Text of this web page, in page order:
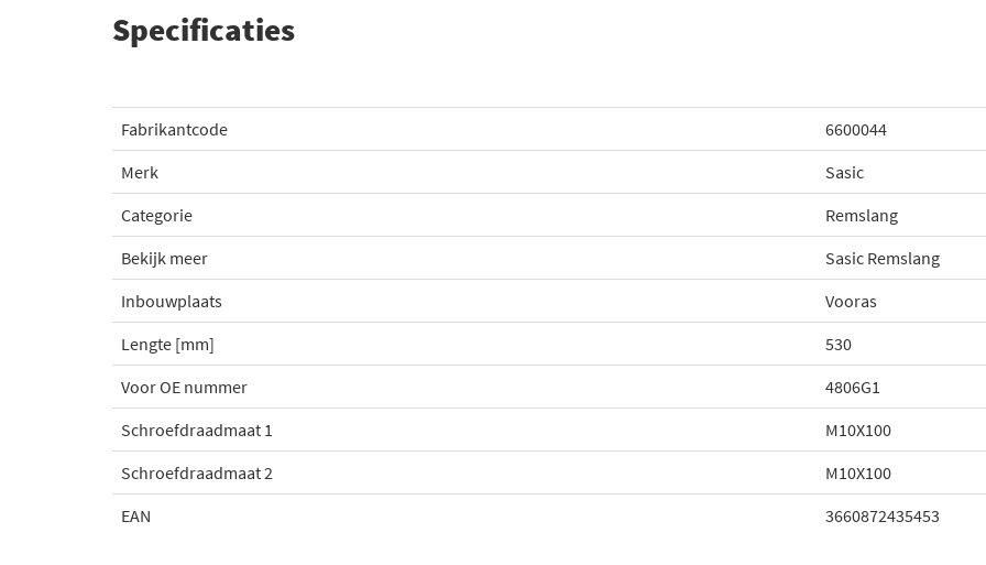
Specificaties
Fabrikantcode
6600044
Merk
Sasic
Categorie
Remslang
Bekijk meer
Sasic Remslang
Inbouwplaats
Vooras
Lengte [mm]
530
Voor OE nummer
4806G1
Schroefdraadmaat 1
M10X100
Schroefdraadmaat 2
M10X100
EAN
3660872435453